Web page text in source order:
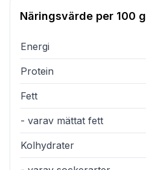
Näringsvärde per 100 g
Energi
Protein
Fett
- varav mättat fett
Kolhydrater